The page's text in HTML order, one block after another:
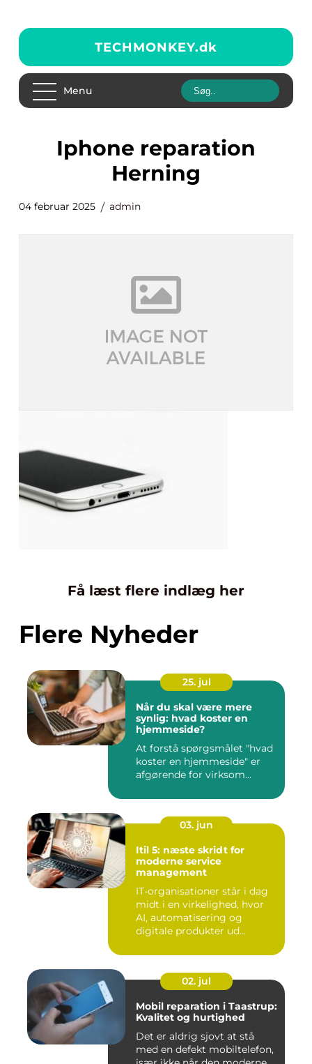
TECHMONKEY.dk
Menu
Iphone reparation
Herning
04 februar 2025 admin
Få læst flere indlæg her
Flere Nyheder
25. jul
Når du skal være mere
synlig: hvad koster en
hjemmeside?
At forstå spørgsmålet "hvad
koster en hjemmeside" er
afgørende for virksom...
03. jun
Itil 5: næste skridt for
moderne service
management
IT-organisationer står i dag
midt i en virkelighed, hvor
AI, automatisering og
digitale produkter ud...
02. jul
Mobil reparation i Taastrup:
Kvalitet og hurtighed
Det er aldrig sjovt at stå
med en defekt mobiltelefon,